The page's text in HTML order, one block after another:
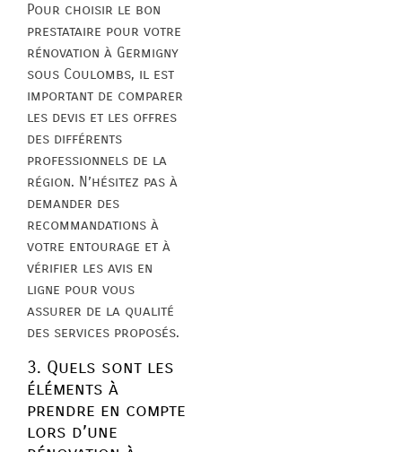
Pour choisir le bon
prestataire pour votre
rénovation à Germigny
sous Coulombs, il est
important de comparer
les devis et les offres
des différents
professionnels de la
région. N’hésitez pas à
demander des
recommandations à
votre entourage et à
vérifier les avis en
ligne pour vous
assurer de la qualité
des services proposés.
3. Quels sont les
éléments à
prendre en compte
lors d’une